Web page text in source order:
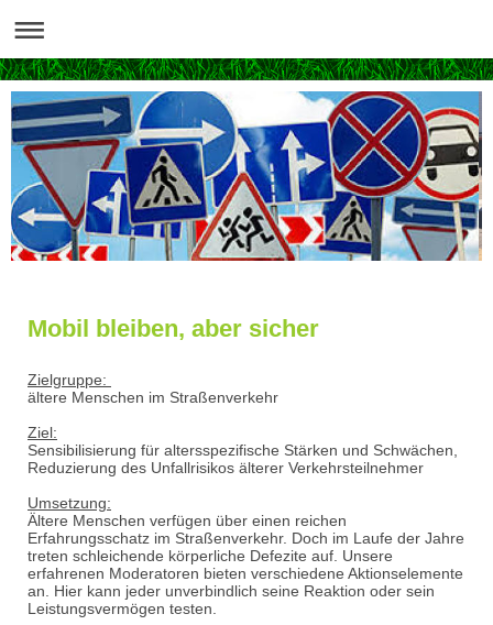
Mobil bleiben, aber sicher
Zielgruppe:
ältere Menschen im Straßenverkehr
Ziel:
Sensibilisierung für altersspezifische Stärken und Schwächen,
Reduzierung des Unfallrisikos älterer Verkehrsteilnehmer
Umsetzung:
Ältere Menschen verfügen über einen reichen
Erfahrungsschatz im Straßenverkehr. Doch im Laufe der Jahre
treten schleichende körperliche Defezite auf. Unsere
erfahrenen Moderatoren bieten verschiedene Aktionselemente
an. Hier kann jeder unverbindlich seine Reaktion oder sein
Leistungsvermögen testen.